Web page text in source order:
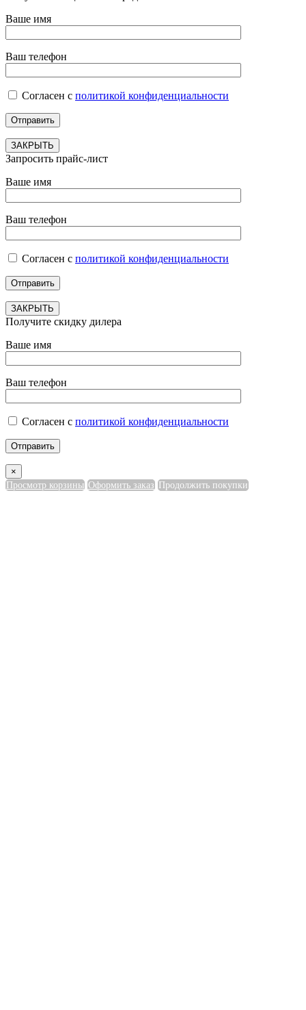
Ваше имя
Ваш телефон
Согласен с политикой конфиденциальности
ЗАКРЫТЬ
Запросить прайс-лист
Ваше имя
Ваш телефон
Согласен с политикой конфиденциальности
ЗАКРЫТЬ
Получите скидку дилера
Ваше имя
Ваш телефон
Согласен с политикой конфиденциальности
×
Просмотр корзины Оформить заказ Продолжить покупки